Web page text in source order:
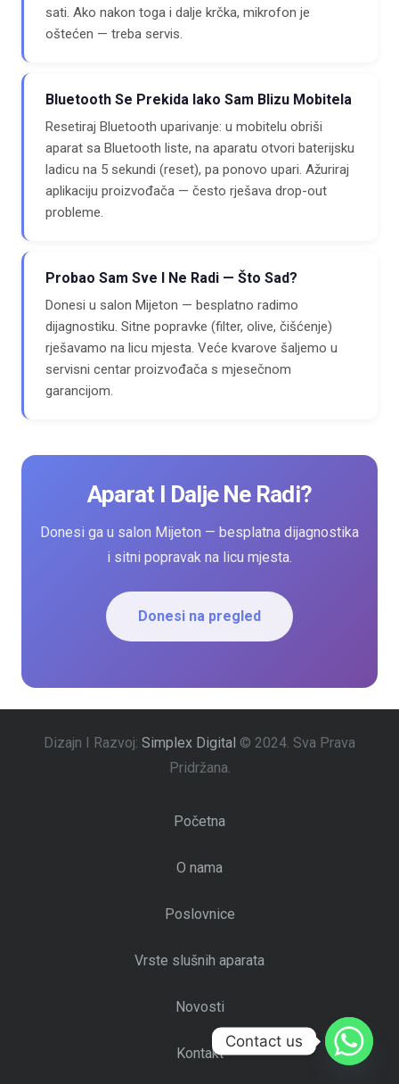
sati. Ako nakon toga i dalje krčka, mikrofon je
oštećen — treba servis.
Bluetooth Se Prekida Iako Sam Blizu Mobitela
Resetiraj Bluetooth uparivanje: u mobitelu obriši
aparat sa Bluetooth liste, na aparatu otvori baterijsku
ladicu na 5 sekundi (reset), pa ponovo upari. Ažuriraj
aplikaciju proizvođača — često rješava drop-out
probleme.
Probao Sam Sve I Ne Radi — Što Sad?
Donesi u salon Mijeton — besplatno radimo
dijagnostiku. Sitne popravke (filter, olive, čišćenje)
rješavamo na licu mjesta. Veće kvarove šaljemo u
servisni centar proizvođača s mjesečnom
garancijom.
Aparat I Dalje Ne Radi?
Donesi ga u salon Mijeton — besplatna dijagnostika
i sitni popravak na licu mjesta.
Donesi na pregled
Dizajn I Razvoj: Simplex Digital © 2024. Sva Prava
Pridržana.
Početna
O nama
Poslovnice
Vrste slušnih aparata
Novosti
Kontakt
Contact us